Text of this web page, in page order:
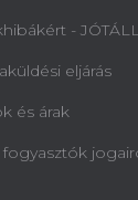
-
eljárás
és árak